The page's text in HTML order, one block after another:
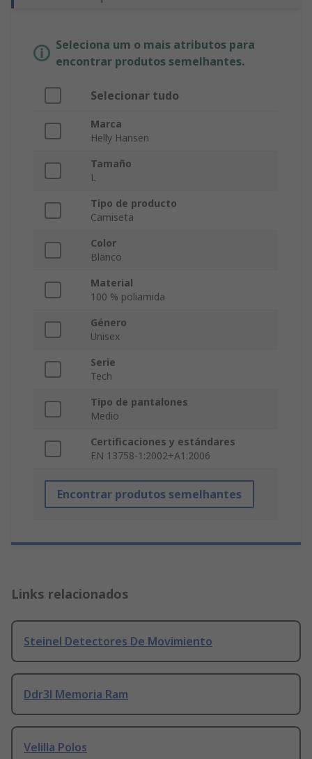
Seleciona um o mais atributos para
encontrar produtos semelhantes.
Selecionar tudo
Marca
Helly Hansen
Tamaño
L
Tipo de producto
Camiseta
Color
Blanco
Material
100 % poliamida
Género
Unisex
Serie
Tech
Tipo de pantalones
Medio
Certificaciones y estándares
EN 13758-1:2002+A1:2006
Encontrar produtos semelhantes
Links relacionados
Steinel Detectores De Movimiento
Ddr3l Memoria Ram
Velilla Polos